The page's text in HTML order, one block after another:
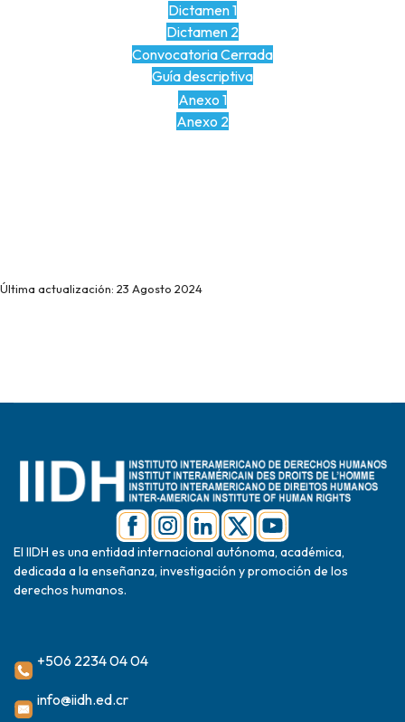
Dictamen 1
Dictamen 2
Convocatoria Cerrada
Guía descriptiva
Anexo 1
Anexo 2
Última actualización: 23 Agosto 2024
El IIDH es una entidad internacional autónoma, académica,
dedicada a la enseñanza, investigación y promoción de los
derechos humanos.
+506 2234 04 04
info@iidh.ed.cr